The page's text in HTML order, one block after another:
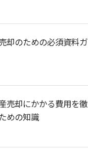
却のための必須資料ガ
売却にかかる費用を徹
めの知識